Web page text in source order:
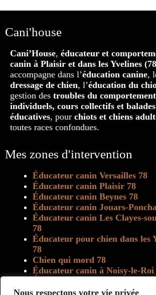
Nous respectons votre vie privée
Cani'house
Cani’House, éducateur et
canin à Plaisir et dans les Yvelines
accompagne dans l’éducation canine,
dressage de chien, l’éducation du
gestion des troubles du comportement
individuels, cours collectifs et balades
éducatives, pour chiots et chiens
toutes races confondues.
Mes zones d'intervention
Éducateur canin Versailles 78
Éducateur canin Plaisir 78
Éducateur canin Beynes 78
Éducateur canin Jouars-
Éducateur canin Les Clayes-
78
Éducateur pour chien dans les
78
Chien qui mord 78
Éducateur canin à Noisy-le-Roi
Educateur canin à Villepreux